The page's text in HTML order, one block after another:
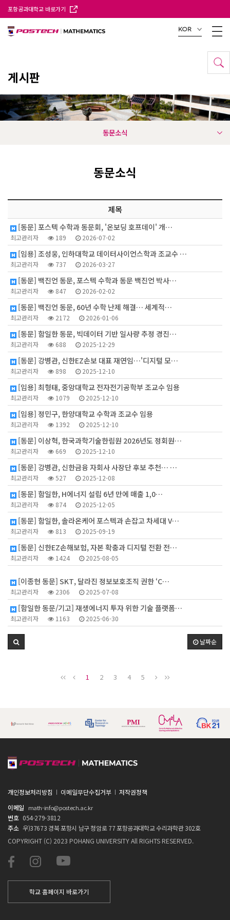
포항공과대학교 바로가기
KOR
게시판
동문소식
동문소식
제목
[동문] 포스텍 수학과 동문회, '온보딩 호프데이' 개…
최고관리자 189 2026-07-02
[임용] 조성웅, 인하대학교 데이터사이언스학과 조교수 …
최고관리자 737 2026-03-27
[동문] 백진언 동문, 포스텍 수학과 동문 백진언 박사…
최고관리자 847 2026-02-02
[동문] 백진언 동문, 60년 수학 난제 해결… 세계적…
최고관리자 2172 2026-01-06
[동문] 함일한 동문, 빅데이터 기반 일사량 추정 경진…
최고관리자 688 2025-12-29
[동문] 강병관, 신한EZ손보 대표 재연임…'디지털 모…
최고관리자 898 2025-12-10
[임용] 최형태, 중앙대학교 전자전기공학부 조교수 임용
최고관리자 1079 2025-12-10
[임용] 정민구, 한양대학교 수학과 조교수 임용
최고관리자 1392 2025-12-10
[동문] 이상혁, 한국과학기술한림원 2026년도 정회원…
최고관리자 669 2025-12-10
[동문] 강병관, 신한금융 자회사 사장단 후보 추천… …
최고관리자 527 2025-12-08
[동문] 함일한, H에너지 설립 6년 만에 매출 1,0…
최고관리자 874 2025-12-05
[동문] 함일한, 솔라온케어 포스텍과 손잡고 차세대 V…
최고관리자 813 2025-09-19
[동문] 신한EZ손해보험, 자본 확충과 디지털 전환 전…
최고관리자 1424
2025-08-05
[이종현 동문] SKT, 달라진 정보보호조직 권한 ‘C…
최고관리자 2306 2025-07-08
[함일한 동문/기고] 재생에너지 투자 위한 기술 플랫폼…
최고관리자 1163 2025-06-30
날짜순
1 2 3 4 5
개인정보처리방침 이메일무단수집거부
저작권정책
이메일
math-info@postech.ac.kr
번호 054-279-3812
주소 우)37673 경북 포항시 남구 청암로 77 포항공과대학교 수리과학관 302호
COPYRIGHT (C) 2023 POHANG UNIVERSITY All RIGHTS RESERVED.
학교 홈페이지 바로가기